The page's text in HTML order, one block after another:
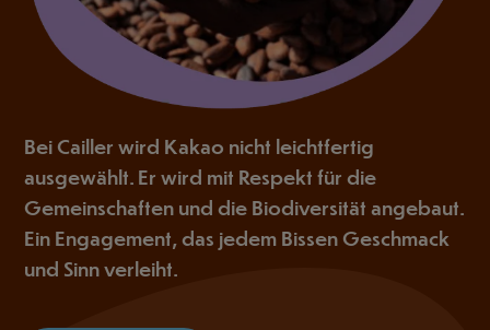
Bei Cailler wird Kakao nicht leichtfertig
ausgewählt. Er wird mit Respekt für die
Gemeinschaften und die Biodiversität angebaut.
Ein Engagement, das jedem Bissen Geschmack
und Sinn verleiht.